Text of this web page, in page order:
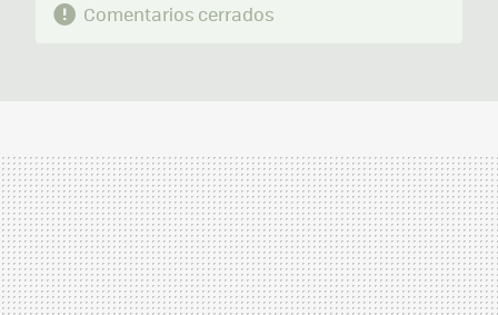
Comentarios cerrados